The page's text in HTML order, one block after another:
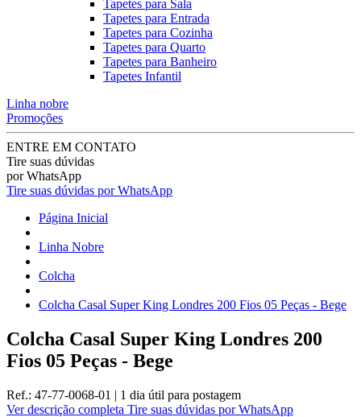
Tapetes para Sala
Tapetes para Entrada
Tapetes para Cozinha
Tapetes para Quarto
Tapetes para Banheiro
Tapetes Infantil
Linha nobre
Promoções
ENTRE EM CONTATO
Tire suas dúvidas
por WhatsApp
Tire suas dúvidas por WhatsApp
Página Inicial
Linha Nobre
Colcha
Colcha Casal Super King Londres 200 Fios 05 Peças - Bege
Colcha Casal Super King Londres 200
Fios 05 Peças - Bege
Ref.: 47-77-0068-01 | 1 dia útil para postagem
Ver descrição completa Tire suas dúvidas por WhatsApp